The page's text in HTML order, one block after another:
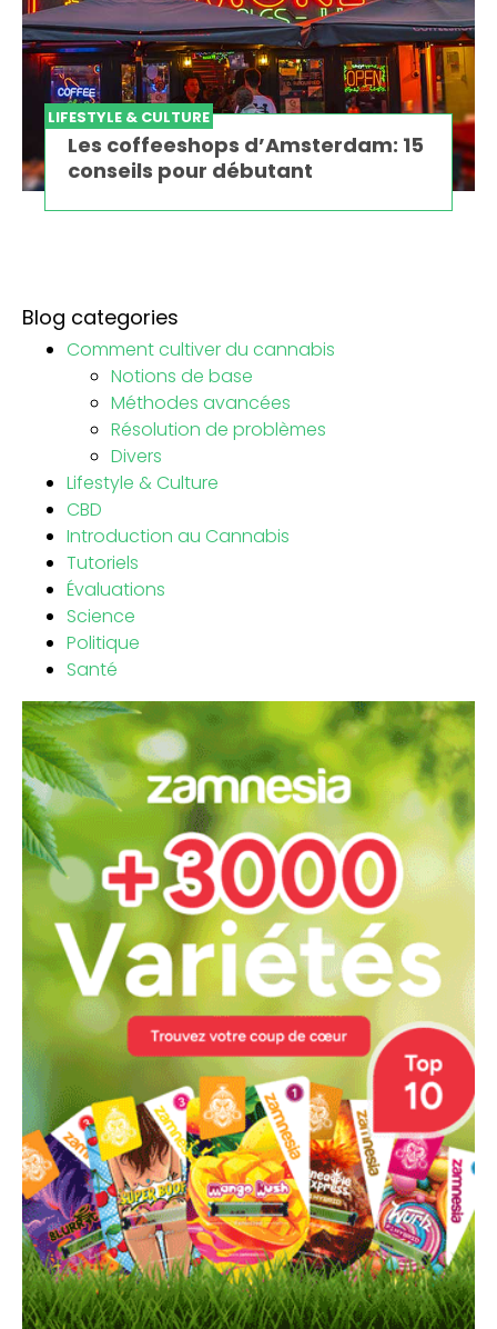
LIFESTYLE & CULTURE
Les coffeeshops d’Amsterdam: 15
conseils pour débutant
Blog categories
Comment cultiver du cannabis
Notions de base
Méthodes avancées
Résolution de problèmes
Divers
Lifestyle & Culture
CBD
Introduction au Cannabis
Tutoriels
Évaluations
Science
Politique
Santé